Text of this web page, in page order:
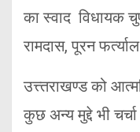
का स्वाद विधायक
रामदास, पूरन
उत्त्तराखण्ड को
कुछ अन्य मुद्दे भी